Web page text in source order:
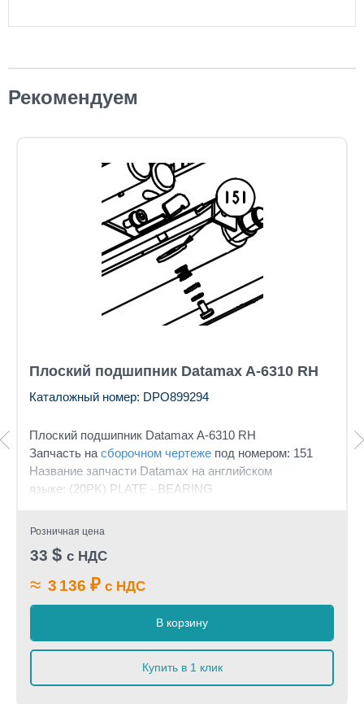
Рекомендуем
Плоский подшипник Datamax A-6310 RH
Каталожный номер: DPO899294
Плоский подшипник Datamax A-6310 RH
Запчасть на сборочном чертеже под номером: 151
Название запчасти Datamax на английском
языке: (20PK) PLATE - BEARING
Розничная цена
33 $ с НДС
≈ 3 136 ₽ с НДС
В корзину
Купить в 1 клик